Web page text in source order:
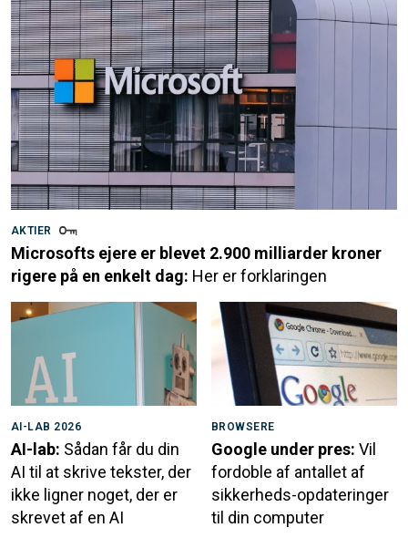
AKTIER
Microsofts ejere er blevet 2.900 milliarder kroner
rigere på en enkelt dag: Her er forklaringen
AI-LAB 2026
AI-lab: Sådan får du din
AI til at skrive tekster, der
ikke ligner noget, der er
skrevet af en AI
BROWSERE
Google under pres: Vil
fordoble af antallet af
sikkerheds-opdateringer
til din computer